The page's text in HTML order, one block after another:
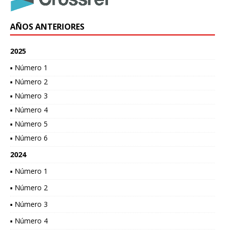
AÑOS ANTERIORES
2025
▪ Número 1
▪ Número 2
▪ Número 3
▪ Número 4
▪ Número 5
▪ Número 6
2024
▪ Número 1
▪ Número 2
▪ Número 3
▪ Número 4